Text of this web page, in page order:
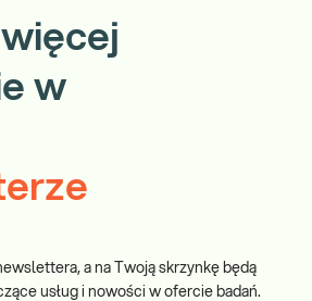
w
a na Twoją skrzynkę będą
usług i nowości w ofercie badań.